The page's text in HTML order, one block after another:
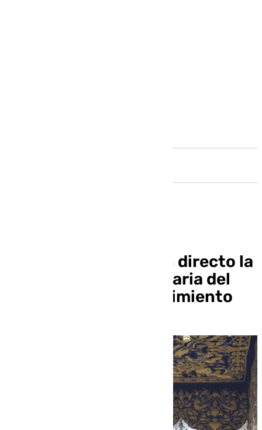
101TV retransmite en directo la
procesión extraordinaria del
centenario del Prendimiento